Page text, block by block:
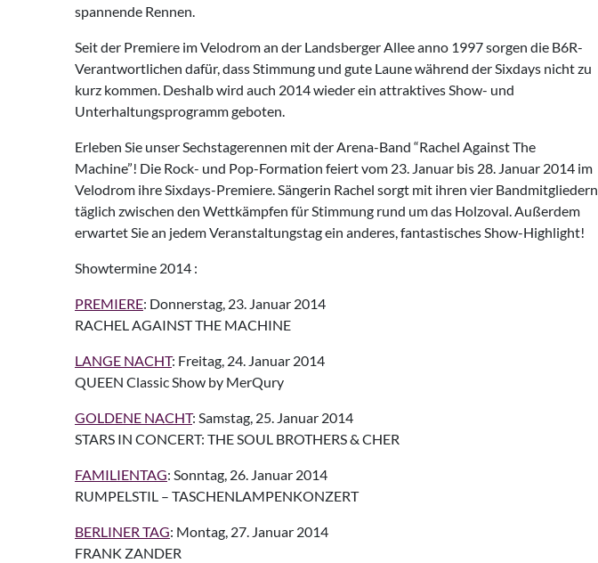
spannende Rennen.
Seit der Premiere im Velodrom an der Landsberger Allee anno 1997 sorgen die B6R-
Verantwortlichen dafür, dass Stimmung und gute Laune während der Sixdays nicht zu
kurz kommen. Deshalb wird auch 2014 wieder ein attraktives Show- und
Unterhaltungsprogramm geboten.
Erleben Sie unser Sechstagerennen mit der Arena-Band “Rachel Against The
Machine”! Die Rock- und Pop-Formation feiert vom 23. Januar bis 28. Januar 2014 im
Velodrom ihre Sixdays-Premiere. Sängerin Rachel sorgt mit ihren vier Bandmitgliedern
täglich zwischen den Wettkämpfen für Stimmung rund um das Holzoval. Außerdem
erwartet Sie an jedem Veranstaltungstag ein anderes, fantastisches Show-Highlight!
Showtermine 2014 :
PREMIERE: Donnerstag, 23. Januar 2014
RACHEL AGAINST THE MACHINE
LANGE NACHT: Freitag, 24. Januar 2014
QUEEN Classic Show by MerQury
GOLDENE NACHT: Samstag, 25. Januar 2014
STARS IN CONCERT: THE SOUL BROTHERS & CHER
FAMILIENTAG: Sonntag, 26. Januar 2014
RUMPELSTIL – TASCHENLAMPENKONZERT
BERLINER TAG: Montag, 27. Januar 2014
FRANK ZANDER